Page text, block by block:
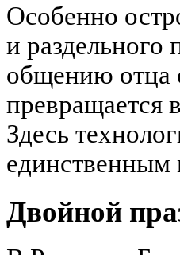
Особенно
и раздельного
общению отца
превращается
Здесь
единственным
Двойной